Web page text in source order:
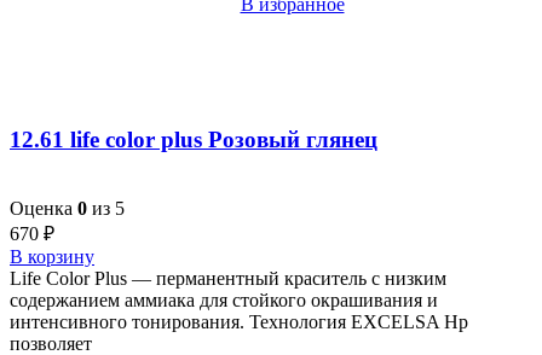
В избранное
12.61 life color plus Розовый глянец
Оценка 0 из 5
670 ₽
В корзину
Life Color Plus — перманентный краситель с низким
содержанием аммиака для стойкого окрашивания и
интенсивного тонирования. Технология EXCELSA Hp
позволяет